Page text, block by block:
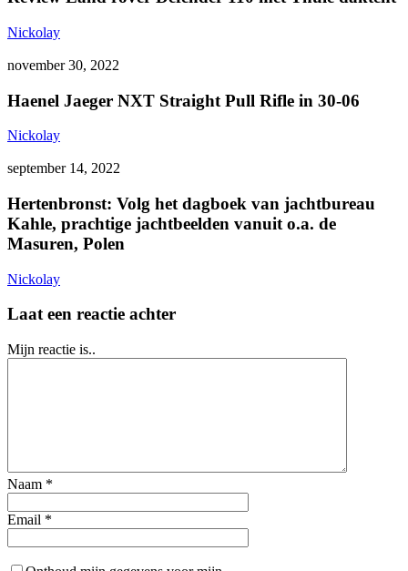
Nickolay
Jaeger
Straight
Pull
30-
06
november 30, 2022
Haenel Jaeger NXT Straight Pull Rifle in 30-06
Nickolay
Volg
dagboek
van
jachtbureau
Kahle,
o.a.
Masuren,
Polen
september 14, 2022
Hertenbronst: Volg het dagboek van jachtbureau
Kahle, prachtige jachtbeelden vanuit o.a. de
Masuren, Polen
Nickolay
Laat een reactie achter
Mijn reactie is..
Naam *
Email *